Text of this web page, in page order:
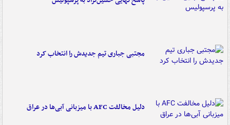
مجتبی جباری تیم جدیدش را انتخاب کرد
دلیل مخالفت AFC با میزبانی آبی‌ها در عراق